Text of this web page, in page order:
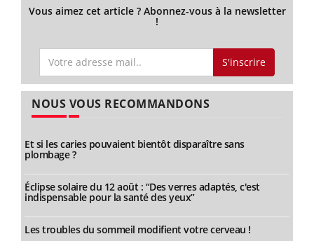
Vous aimez cet article ? Abonnez-vous à la newsletter
!
S'inscrire
NOUS VOUS RECOMMANDONS
Et si les caries pouvaient bientôt disparaître sans
plombage ?
Éclipse solaire du 12 août : “Des verres adaptés, c'est
indispensable pour la santé des yeux”
Les troubles du sommeil modifient votre cerveau !